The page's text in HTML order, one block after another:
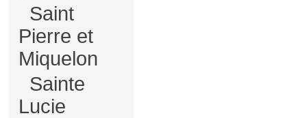
Saint
Pierre et
Miquelon
Sainte
Lucie